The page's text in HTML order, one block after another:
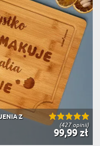
(427 opinii)
Z
99,99 zł